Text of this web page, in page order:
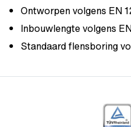
Ontworpen volgens EN
Inbouwlengte volgens
Standaard flensboring